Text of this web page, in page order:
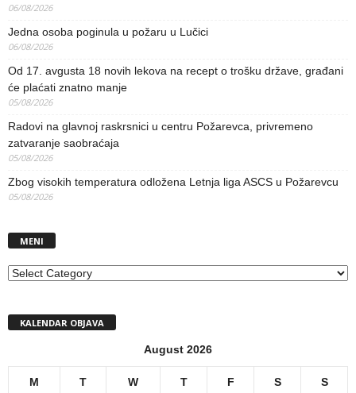
06/08/2026
Jedna osoba poginula u požaru u Lučici
06/08/2026
Od 17. avgusta 18 novih lekova na recept o trošku države, građani
će plaćati znatno manje
05/08/2026
Radovi na glavnoj raskrsnici u centru Požarevca, privremeno
zatvaranje saobraćaja
05/08/2026
Zbog visokih temperatura odložena Letnja liga ASCS u Požarevcu
05/08/2026
MENI
MENI
KALENDAR OBJAVA
August 2026
M T W T F S S